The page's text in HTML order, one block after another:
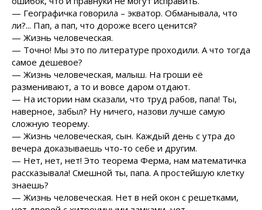
— Географичка говорила – экватор. Обманывала, что
ли?... Пап, а пап, что дороже всего ценится?
— Жизнь человеческая.
— Точно! Мы это по литературе проходили. А что тогда
самое дешевое?
— Жизнь человеческая, малыш. На гроши её
разменивают, а то и вовсе даром отдают.
— На истории нам сказали, что труд рабов, папа! Ты,
наверное, забыл? Ну ничего, назови лучше самую
сложную теорему.
— Жизнь человеческая, сын. Каждый день с утра до
вечера доказываешь что-то себе и другим.
— Нет, нет, нет! Это теорема Ферма, нам математичка
рассказывала! Смешной ты, папа. А простейшую клетку
знаешь?
— Жизнь человеческая. Нет в ней окон с решетками,